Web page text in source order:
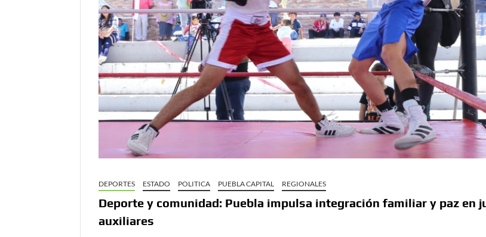
DEPORTES ESTADO POLITICA PUEBLA CAPITAL REGIONALES
Deporte y comunidad: Puebla impulsa integración familiar y paz en
auxiliares